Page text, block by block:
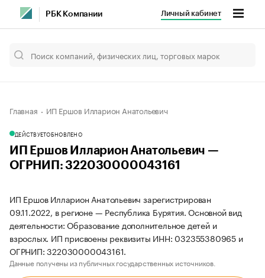
РБК Компании Личный кабинет
Главная ИП Ершов Илларион Анатольевич
ДЕЙСТВУЕТОБНОВЛЕНО
ИП Ершов Илларион Анатольевич —
ОГРНИП: 322030000043161
ИП Ершов Илларион Анатольевич зарегистрирован
09.11.2022, в регионе — Республика Бурятия. Основной вид
деятельности: Образование дополнительное детей и
взрослых. ИП присвоены реквизиты ИНН: 032355380965 и
ОГРНИП: 322030000043161.
Данные получены из публичных государственных источников.